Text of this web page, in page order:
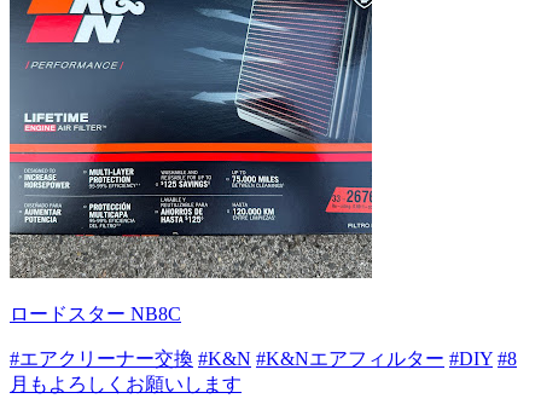
ロードスター NB8C
#エアクリーナー交換 #K&N #K&Nエアフィルター #DIY #8
月もよろしくお願いします